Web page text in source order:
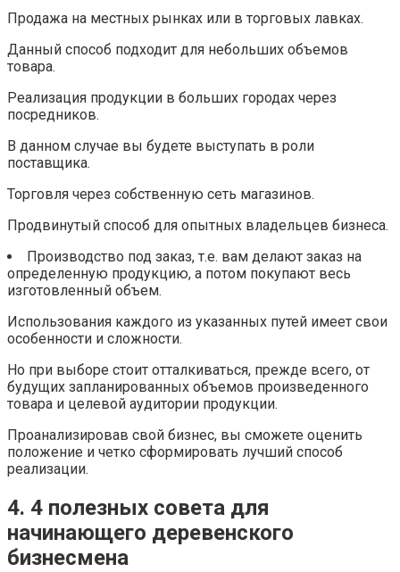
Продажа на местных рынках или в торговых лавках.
Данный способ подходит для небольших объемов
товара.
Реализация продукции в больших городах через
посредников.
В данном случае вы будете выступать в роли
поставщика.
Торговля через собственную сеть магазинов.
Продвинутый способ для опытных владельцев бизнеса.
Производство под заказ, т.е. вам делают заказ на
определенную продукцию, а потом покупают весь
изготовленный объем.
Использования каждого из указанных путей имеет свои
особенности и сложности.
Но при выборе стоит отталкиваться, прежде всего, от
будущих запланированных объемов произведенного
товара и целевой аудитории продукции.
Проанализировав свой бизнес, вы сможете оценить
положение и четко сформировать лучший способ
реализации.
4. 4 полезных совета для
начинающего деревенского
бизнесмена